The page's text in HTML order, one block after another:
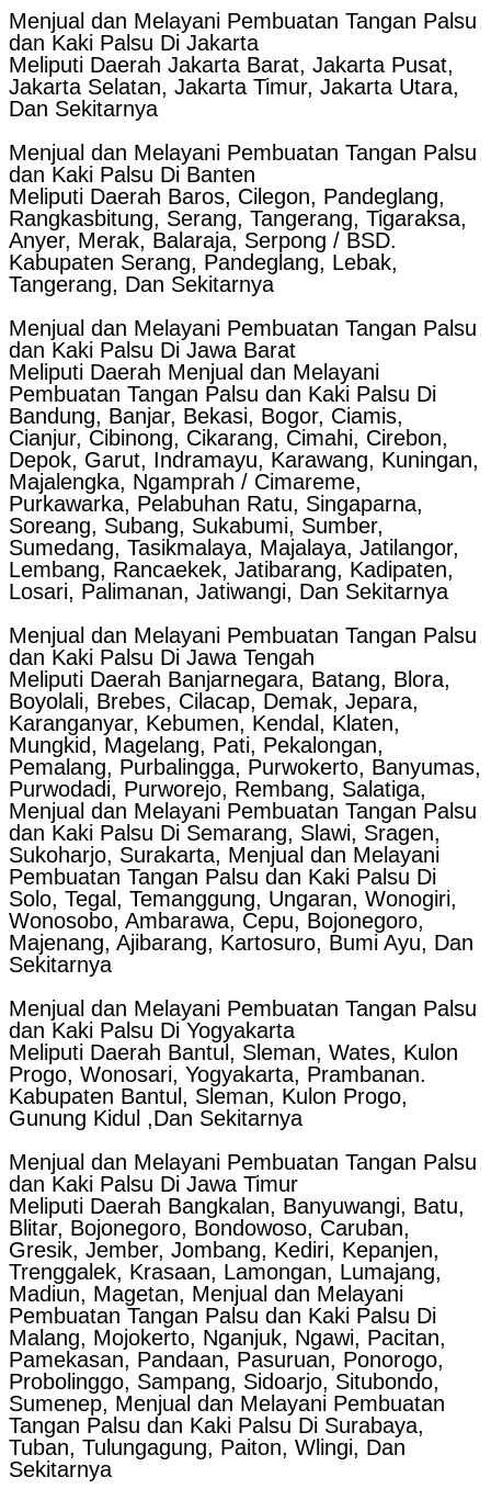
Menjual dan Melayani Pembuatan Tangan Palsu
dan Kaki Palsu Di Jakarta
Meliputi Daerah Jakarta Barat, Jakarta Pusat,
Jakarta Selatan, Jakarta Timur, Jakarta Utara,
Dan Sekitarnya
Menjual dan Melayani Pembuatan Tangan Palsu
dan Kaki Palsu Di Banten
Meliputi Daerah Baros, Cilegon, Pandeglang,
Rangkasbitung, Serang, Tangerang, Tigaraksa,
Anyer, Merak, Balaraja, Serpong / BSD.
Kabupaten Serang, Pandeglang, Lebak,
Tangerang, Dan Sekitarnya
Menjual dan Melayani Pembuatan Tangan Palsu
dan Kaki Palsu Di Jawa Barat
Meliputi Daerah Menjual dan Melayani
Pembuatan Tangan Palsu dan Kaki Palsu Di
Bandung, Banjar, Bekasi, Bogor, Ciamis,
Cianjur, Cibinong, Cikarang, Cimahi, Cirebon,
Depok, Garut, Indramayu, Karawang, Kuningan,
Majalengka, Ngamprah / Cimareme,
Purkawarka, Pelabuhan Ratu, Singaparna,
Soreang, Subang, Sukabumi, Sumber,
Sumedang, Tasikmalaya, Majalaya, Jatilangor,
Lembang, Rancaekek, Jatibarang, Kadipaten,
Losari, Palimanan, Jatiwangi, Dan Sekitarnya
Menjual dan Melayani Pembuatan Tangan Palsu
dan Kaki Palsu Di Jawa Tengah
Meliputi Daerah Banjarnegara, Batang, Blora,
Boyolali, Brebes, Cilacap, Demak, Jepara,
Karanganyar, Kebumen, Kendal, Klaten,
Mungkid, Magelang, Pati, Pekalongan,
Pemalang, Purbalingga, Purwokerto, Banyumas,
Purwodadi, Purworejo, Rembang, Salatiga,
Menjual dan Melayani Pembuatan Tangan Palsu
dan Kaki Palsu Di Semarang, Slawi, Sragen,
Sukoharjo, Surakarta, Menjual dan Melayani
Pembuatan Tangan Palsu dan Kaki Palsu Di
Solo, Tegal, Temanggung, Ungaran, Wonogiri,
Wonosobo, Ambarawa, Cepu, Bojonegoro,
Majenang, Ajibarang, Kartosuro, Bumi Ayu, Dan
Sekitarnya
Menjual dan Melayani Pembuatan Tangan Palsu
dan Kaki Palsu Di Yogyakarta
Meliputi Daerah Bantul, Sleman, Wates, Kulon
Progo, Wonosari, Yogyakarta, Prambanan.
Kabupaten Bantul, Sleman, Kulon Progo,
Gunung Kidul ,Dan Sekitarnya
Menjual dan Melayani Pembuatan Tangan Palsu
dan Kaki Palsu Di Jawa Timur
Meliputi Daerah Bangkalan, Banyuwangi, Batu,
Blitar, Bojonegoro, Bondowoso, Caruban,
Gresik, Jember, Jombang, Kediri, Kepanjen,
Trenggalek, Krasaan, Lamongan, Lumajang,
Madiun, Magetan, Menjual dan Melayani
Pembuatan Tangan Palsu dan Kaki Palsu Di
Malang, Mojokerto, Nganjuk, Ngawi, Pacitan,
Pamekasan, Pandaan, Pasuruan, Ponorogo,
Probolinggo, Sampang, Sidoarjo, Situbondo,
Sumenep, Menjual dan Melayani Pembuatan
Tangan Palsu dan Kaki Palsu Di Surabaya,
Tuban, Tulungagung, Paiton, Wlingi, Dan
Sekitarnya